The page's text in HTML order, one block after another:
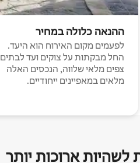
ההנאה כלולה במחיר
לפעמים מקום האירוח הוא היעד.
החל מבקתות על צוקים ועד לבתים
צפים מלאי שלווה, הנכסים האלה
מלאים במאפיינים ייחודיים.
לשהיות ארוכות יותר